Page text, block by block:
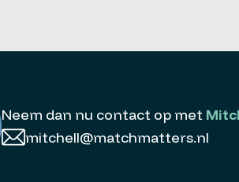
Neem dan nu contact op met
mitchell@matchmatters.nl